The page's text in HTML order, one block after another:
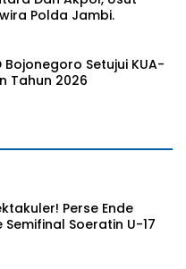
Polda Jambi.
Bojonegoro Setujui KUA-
Tahun 2026
Perse Ende
Soeratin U-17